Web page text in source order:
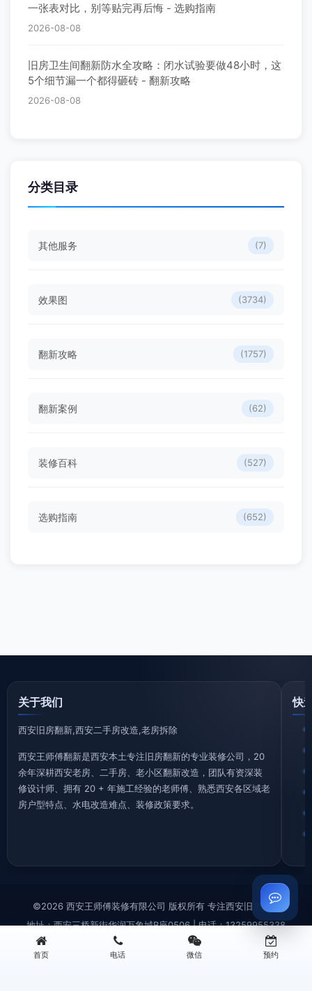
一张表对比，别等贴完再后悔 - 选购指南
2026-08-08
旧房卫生间翻新防水全攻略：闭水试验要做48小时，这
5个细节漏一个都得砸砖 - 翻新攻略
2026-08-08
分类目录
其他服务 (7)
效果图 (3734)
翻新攻略 (1757)
翻新案例 (62)
装修百科 (527)
选购指南 (652)
关于我们
西安旧房翻新,西安二手房改造,老房拆除
西安王师傅翻新是西安本土专注旧房翻新的专业装修公司，20
余年深耕西安老房、二手房、老小区翻新改造，团队有资深装
修设计师、拥有 20 + 年施工经验的老师傅、熟悉西安各区域老
房户型特点、水电改造难点、装修政策要求。
快
©2026 西安王师傅装修有限公司 版权所有 专注西安旧房翻新
地址：西安三桥新街华润万象城B座0506 | 电话：13259955338
西安旧房拆除|老房拆迁拆旧|砸墙铲墙|垃圾清运—王师傅装修
首页 电话 微信 预约